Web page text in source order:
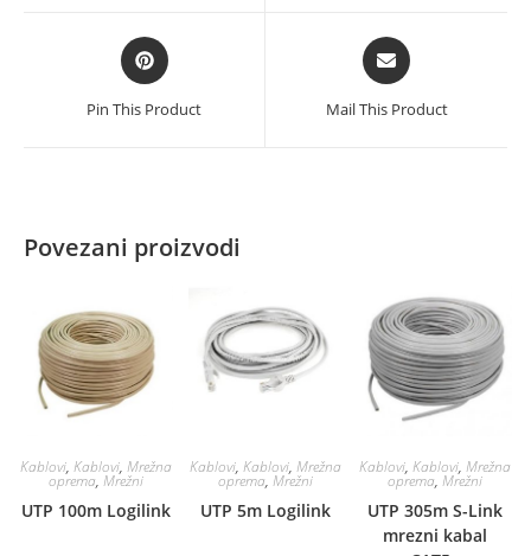
Opens
in
a
new
Pin This Product
Opens
in
a
new
Mail This Product
Povezani proizvodi
Kablovi,Kablovi,Mrežna
oprema,Mrežni
UTP 100m Logilink
Kablovi, Kablovi, Mrežna
oprema, Mrežni
UTP 5m Logilink
Kablovi, Kablovi, Mrežna
oprema, Mrežni
UTP 305m S-Link
mrezni kabal